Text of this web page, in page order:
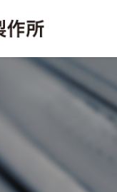
トップ
生産体
加工組立
器事業 輪転機
適時開示
株式に
TKSを見